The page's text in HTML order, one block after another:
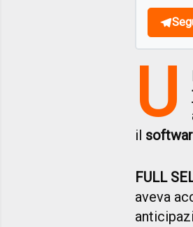
U
il
FULL
aveva